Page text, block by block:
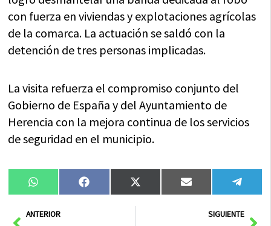
con fuerza en viviendas y explotaciones agrícolas
de la comarca. La actuación se saldó con la
detención de tres personas implicadas.
La visita refuerza el compromiso conjunto del
Gobierno de España y del Ayuntamiento de
Herencia con la mejora continua de los servicios
de seguridad en el municipio.
Compartir
en
WhatsAppCompartir
en
FacebookCompartir
en
X
(Twitter)
Compartir
en
Email
en
AntANTERIOR SIGUIENTE